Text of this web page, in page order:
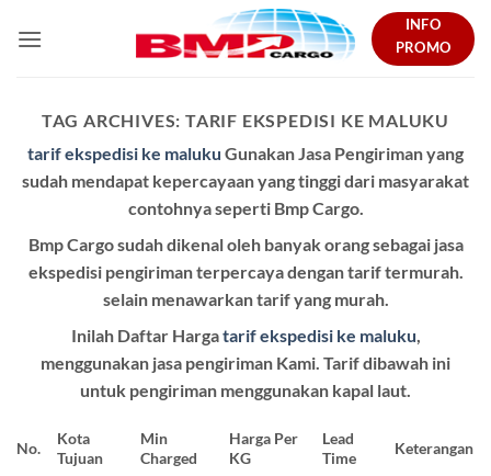
INFO
PROMO
TAG ARCHIVES:TARIF EKSPEDISI KE MALUKU
tarif ekspedisi ke maluku Gunakan Jasa Pengiriman yang
sudah mendapat kepercayaan yang tinggi dari masyarakat
contohnya seperti Bmp Cargo.
Bmp Cargo sudah dikenal oleh banyak orang sebagai jasa
ekspedisi pengiriman terpercaya dengan tarif termurah.
selain menawarkan tarif yang murah.
Inilah Daftar Hargatarif ekspedisi ke maluku,
menggunakan jasa pengiriman Kami. Tarif dibawah ini
untuk pengiriman menggunakan kapal laut.
No.
Kota
Tujuan
Min
Charged
Harga Per
KG
Lead
Time
Keterangan